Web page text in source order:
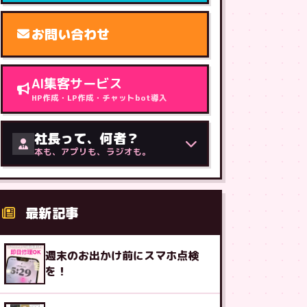
お問い合わせ
AI集客サービス
HP作成・LP作成・チャットbot導入
社長って、何者？
本も、アプリも、ラジオも。
最新記事
週末のお出かけ前にスマホ点検
を！